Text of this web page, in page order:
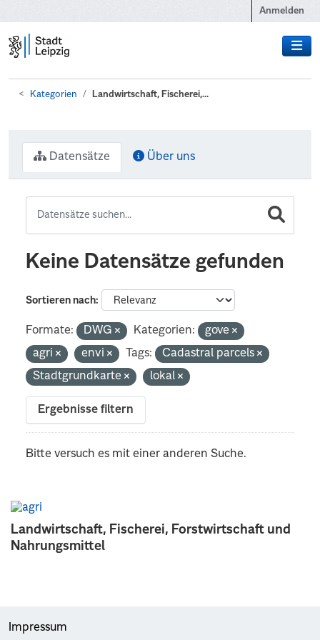
Anmelden
Kategorien Landwirtschaft, Fischerei,...
Landwirtschaft, Fischerei, Forstwirtschaft und
Nahrungsmittel
Datensätze Über uns
Keine Datensätze gefunden
Sortieren nach
Formate: DWG Kategorien:
gove
agri
envi Tags:
Cadastral parcels
Stadtgrundkarte
lokal
Ergebnisse filtern
Bitte versuch es mit einer anderen Suche.
Impressum